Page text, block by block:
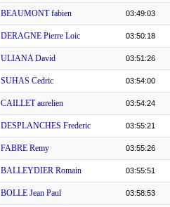
BEAUMONT fabien 03:49:03
DERAGNE Pierre Loic 03:50:18
ULIANA David 03:51:26
SUHAS Cedric 03:54:00
CAILLET aurelien 03:54:24
DESPLANCHES Frederic 03:55:21
FABRE Remy 03:55:26
BALLEYDIER Romain 03:55:51
BOLLE Jean Paul 03:58:53